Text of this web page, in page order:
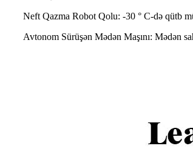
Neft Qazma Robot Qolu: -30 ° C-də qütb
Avtonom Sürüşən Mədən Maşını: Mədən